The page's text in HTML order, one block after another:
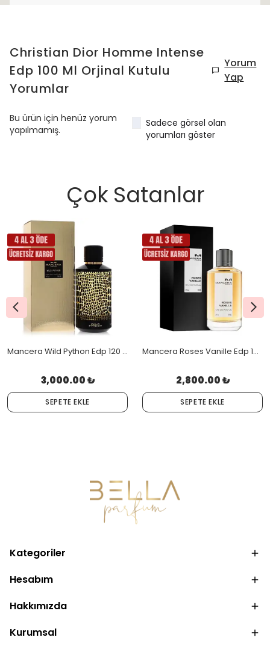
Christian Dior Homme Intense
Edp 100 Ml Orjinal Kutulu
Yorumlar
Yorum
Yap
Bu ürün için henüz yorum
yapılmamış.
Sadece görsel olan
yorumları göster
Çok Satanlar
Mancera Wild Python Edp 120 Ml Orjinal Kutulu
3,000.00 ₺
SEPETE EKLE
Mancera Roses Vanille Edp 120 Ml Orjinal Kutulu
2,800.00 ₺
SEPETE EKLE
Kategoriler
Hesabım
Hakkımızda
Kurumsal